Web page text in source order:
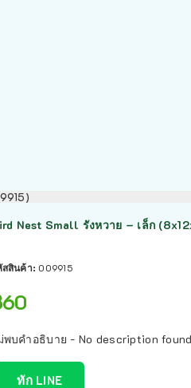
Nest Small รังหวาย – เล็ก
สสินค้า: 009915
60
พบคำอธิบาย - No description found
ทัก LINE